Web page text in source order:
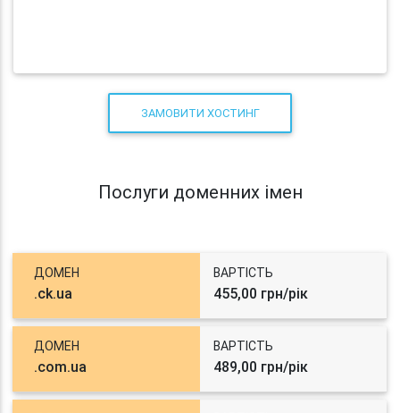
ЗАМОВИТИ ХОСТИНГ
Послуги доменних імен
ДОМЕН
.ck.ua
ВАРТІСТЬ
455,00 грн/рік
ДОМЕН
.com.ua
ВАРТІСТЬ
489,00 грн/рік